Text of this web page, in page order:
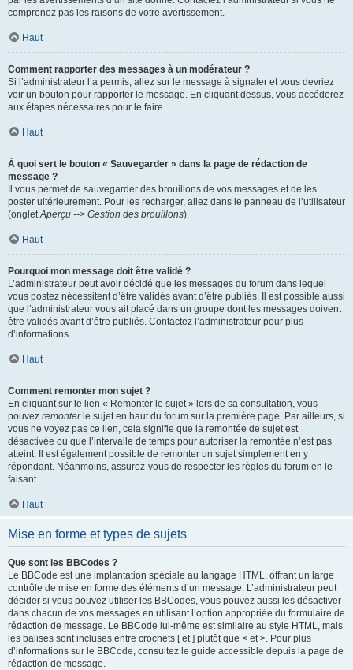
comprenez pas les raisons de votre avertissement.
Haut
Comment rapporter des messages à un modérateur ?
Si l’administrateur l’a permis, allez sur le message à signaler et vous devriez
voir un bouton pour rapporter le message. En cliquant dessus, vous accéderez
aux étapes nécessaires pour le faire.
Haut
À quoi sert le bouton « Sauvegarder » dans la page de rédaction de
message ?
Il vous permet de sauvegarder des brouillons de vos messages et de les
poster ultérieurement. Pour les recharger, allez dans le panneau de l’utilisateur
(ongletAperçu --> Gestion des brouillons).
Haut
Pourquoi mon message doit être validé ?
L’administrateur peut avoir décidé que les messages du forum dans lequel
vous postez nécessitent d’être validés avant d’être publiés. Il est possible aussi
que l’administrateur vous ait placé dans un groupe dont les messages doivent
être validés avant d’être publiés. Contactez l’administrateur pour plus
d’informations.
Haut
Comment remonter mon sujet ?
En cliquant sur le lien « Remonter le sujet » lors de sa consultation, vous
pouvez remonterle sujet en haut du forum sur la première page. Par ailleurs, si
vous ne voyez pas ce lien, cela signifie que la remontée de sujet est
désactivée ou que l’intervalle de temps pour autoriser la remontée n’est pas
atteint. Il est également possible de remonter un sujet simplement en y
répondant. Néanmoins, assurez-vous de respecter les règles du forum en le
faisant.
Haut
Mise en forme et types de sujets
Que sont les BBCodes ?
Le BBCode est une implantation spéciale au langage HTML, offrant un large
contrôle de mise en forme des éléments d’un message. L’administrateur peut
décider si vous pouvez utiliser les BBCodes, vous pouvez aussi les désactiver
dans chacun de vos messages en utilisant l’option appropriée du formulaire de
rédaction de message. Le BBCode lui-même est similaire au style HTML, mais
les balises sont incluses entre crochets [ et ] plutôt que < et >. Pour plus
d’informations sur le BBCode, consultez le guide accessible depuis la page de
rédaction de message.